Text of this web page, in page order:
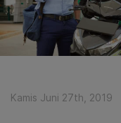
Kamis Juni 27th, 2019